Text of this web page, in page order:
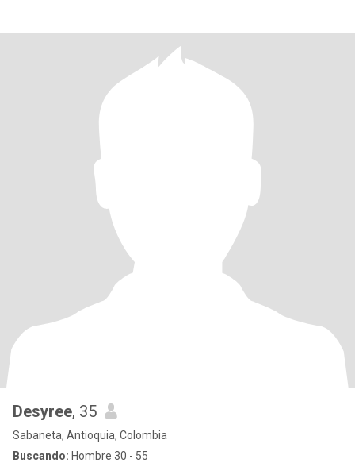
Desyree, 35
Sabaneta, Antioquia, Colombia
Buscando: Hombre 30 - 55